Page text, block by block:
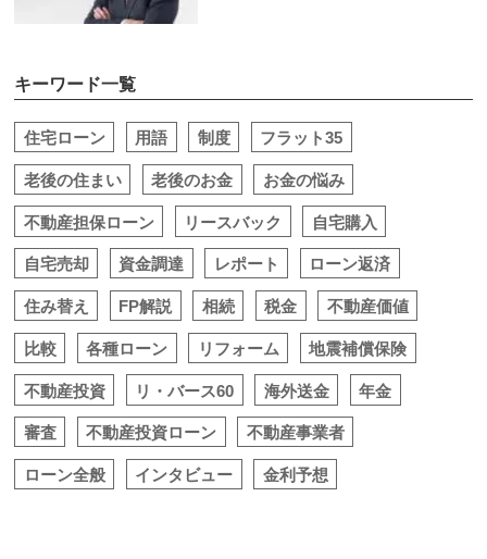
キーワード一覧
住宅ローン 用語 制度 フラット35
老後の住まい 老後のお金 お金の悩み
不動産担保ローン リースバック 自宅購入
自宅売却 資金調達 レポート ローン返済
住み替え FP解説 相続 税金 不動産価値
比較 各種ローン リフォーム 地震補償保険
不動産投資 リ・バース60 海外送金 年金
審査 不動産投資ローン 不動産事業者
ローン全般 インタビュー 金利予想